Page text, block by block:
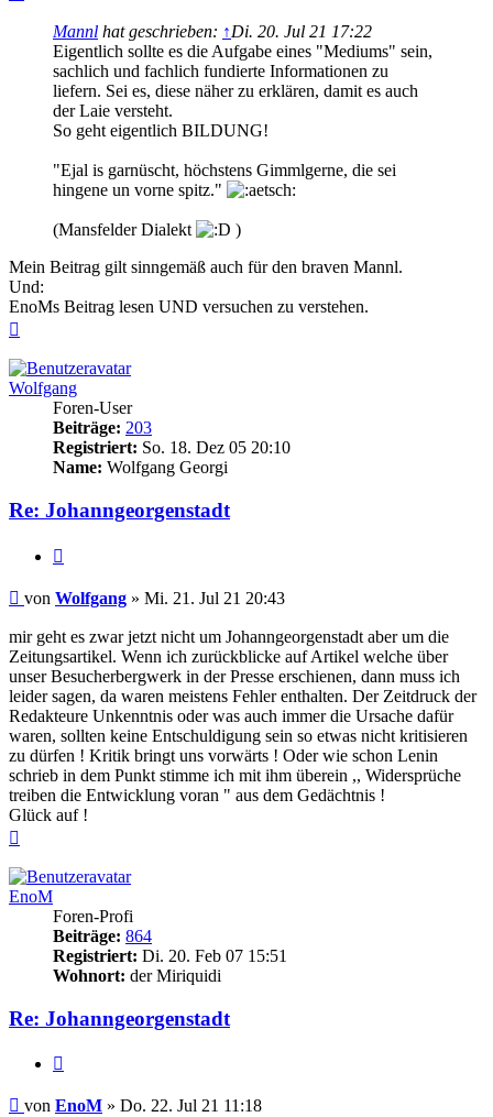
Mannl hat geschrieben: ↑Di. 20. Jul 21 17:22
Eigentlich sollte es die Aufgabe eines "Mediums" sein,
sachlich und fachlich fundierte Informationen zu
liefern. Sei es, diese näher zu erklären, damit es auch
der Laie versteht.
So geht eigentlich BILDUNG!
"Ejal is garnüscht, höchstens Gimmlgerne, die sei
hingene un vorne spitz."
(Mansfelder Dialekt
)
Mein Beitrag gilt sinngemäß auch für den braven Mannl.
Und:
EnoMs Beitrag lesen UND versuchen zu verstehen.
Wolfgang
Foren-User
Beiträge: 203
Registriert: So. 18. Dez 05 20:10
Name: Wolfgang Georgi
Re: Johanngeorgenstadt
Beitrag
von Wolfgang » Mi. 21. Jul 21 20:43
mir geht es zwar jetzt nicht um Johanngeorgenstadt aber um die
Zeitungsartikel. Wenn ich zurückblicke auf Artikel welche über
unser Besucherbergwerk in der Presse erschienen, dann muss ich
leider sagen, da waren meistens Fehler enthalten. Der Zeitdruck der
Redakteure Unkenntnis oder was auch immer die Ursache dafür
waren, sollten keine Entschuldigung sein so etwas nicht kritisieren
zu dürfen ! Kritik bringt uns vorwärts ! Oder wie schon Lenin
schrieb in dem Punkt stimme ich mit ihm überein ,, Widersprüche
treiben die Entwicklung voran " aus dem Gedächtnis !
Glück auf !
EnoM
Foren-Profi
Beiträge: 864
Registriert: Di. 20. Feb 07 15:51
Wohnort: der Miriquidi
Re: Johanngeorgenstadt
Beitrag
von EnoM » Do. 22. Jul 21 11:18